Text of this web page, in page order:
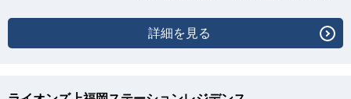
詳細を見る